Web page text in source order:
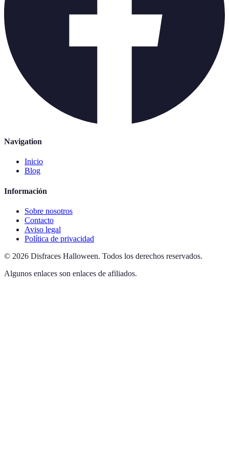
Navigation
Inicio
Blog
Información
Sobre nosotros
Contacto
Aviso legal
Política de privacidad
© 2026 Disfraces Halloween. Todos los derechos reservados.
Algunos enlaces son enlaces de afiliados.